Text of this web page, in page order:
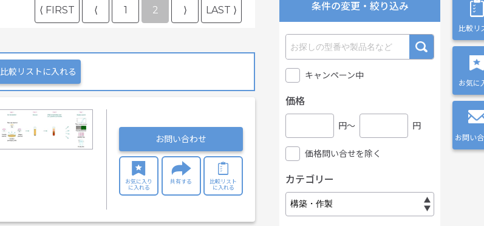
⟨ FIRST ⟨ 1 2 ⟩ LAST ⟩
比較リストに入れる
お問い合わせ
お気に入り
に入れる
共有する
比較リスト
に入れる
比較リ
お気に
お問い
条件の変更・絞り込み
キャンペーン中
価格
円〜 円
価格問い合せを除く
カテゴリー